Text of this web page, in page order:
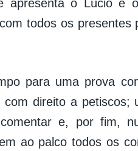
apresenta o Lúcio
todos os presentes
para uma prova
com direito a
e, por fim,
ao palco todos os